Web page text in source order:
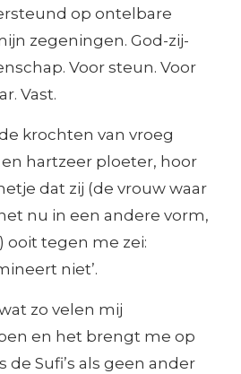
op ontelbare
zegeningen. God-zij-
Voor steun. Voor
Vast.
krochten van vroeg
hartzeer ploeter, hoor
dat zij (de vrouw waar
nu in een andere vorm,
ooit tegen me zei:
niet’.
zo velen mij
en het brengt me op
de Sufi’s als geen ander